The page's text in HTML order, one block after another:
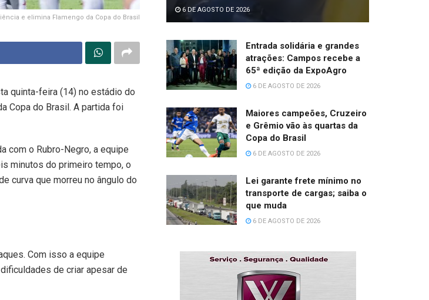
e elimina Flamengo da Copa do Brasil
quinta-feira (14) no estádio do
Copa do Brasil. A partida foi
com o Rubro-Negro, a equipe
minutos do primeiro tempo, o
curva que morreu no ângulo do
Com isso a equipe
de criar apesar de
6 DE AGOSTO DE 2026
Entrada solidária e grandes
atrações: Campos recebe a
65ª edição da ExpoAgro
6 DE AGOSTO DE 2026
Maiores campeões, Cruzeiro
e Grêmio vão às quartas da
Copa do Brasil
6 DE AGOSTO DE 2026
Lei garante frete mínimo no
transporte de cargas; saiba o
que muda
6 DE AGOSTO DE 2026